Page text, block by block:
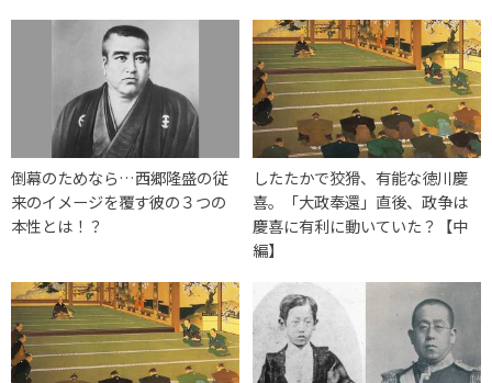
倒幕のためなら…西郷隆盛の従
来のイメージを覆す彼の３つの
本性とは！？
したたかで狡猾、有能な徳川慶
喜。「大政奉還」直後、政争は
慶喜に有利に動いていた？【中
編】